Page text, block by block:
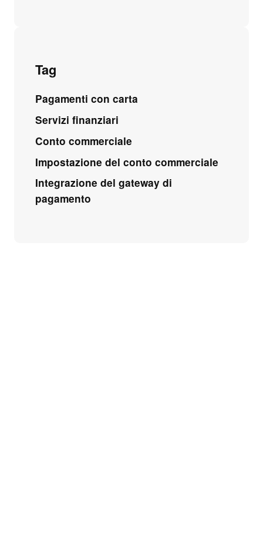
Tag
Pagamenti con carta
Servizi finanziari
Conto commerciale
Impostazione del conto commerciale
Integrazione del gateway di
pagamento